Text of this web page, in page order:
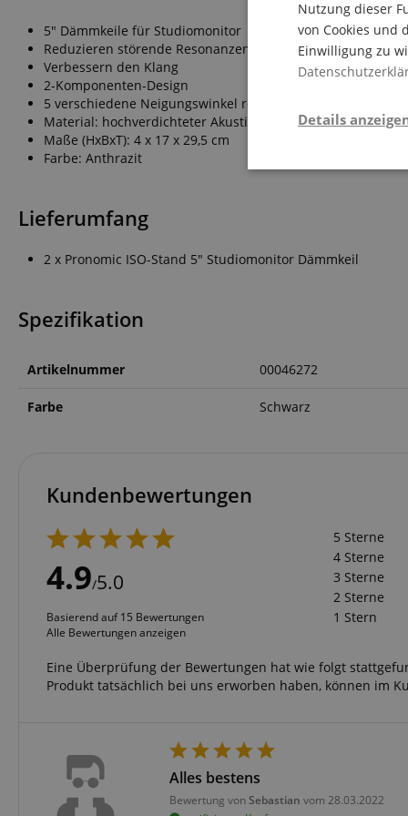
5" Dämmkeile für Studiomonitor
Reduzieren störende Resonanzen
Verbessern den Klang
2-Komponenten-Design
5 verschiedene Neigungswinkel realisierbar
Material: hochverdichteter Akustikschaum
Maße (HxBxT): 4 x 17 x 29,5 cm
Farbe: Anthrazit
Lieferumfang
2 x Pronomic ISO-Stand 5" Studiomonitor Dämmkeil
Spezifikation
Artikelnummer 00046272
Farbe Schwarz
Kundenbewertungen
4.9/5.0
Basierend auf 15 Bewertungen
Alle Bewertungen anzeigen
5 Sterne
4 Sterne
3 Sterne
2 Sterne
1 Stern
Eine Überprüfung der Bewertungen hat wie folgt
Produkt tatsächlich bei uns erworben haben, können im
Alles bestens
Bewertung von Sebastian vom 28.03.2022
Nutzung dieser
von Cookies und
Einwilligung zu
Details